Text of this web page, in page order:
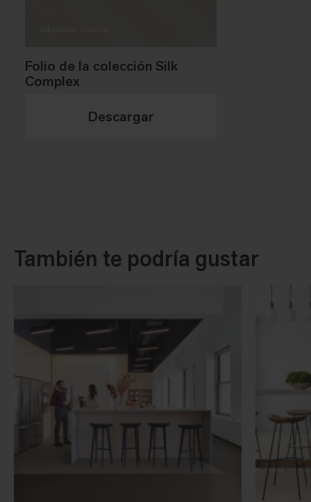
Folio de la colección Silk
Complex
Descargar
También te podría gustar